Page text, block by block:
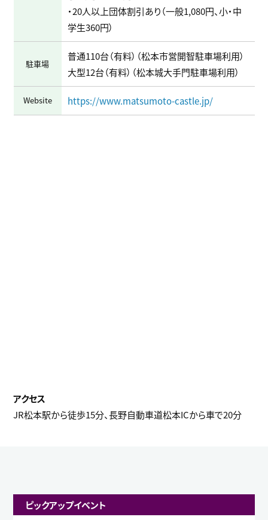
・20人以上団体割引あり（一般1,080円、小・中
学生360円）
駐車場
普通110台（有料）（松本市営開智駐車場利用）
大型12台（有料）（松本城大手門駐車場利用）
Website https://www.matsumoto-castle.jp/
JR松本駅から徒歩15分、長野自動車道松本ICから車で20分
ピックアップイベント